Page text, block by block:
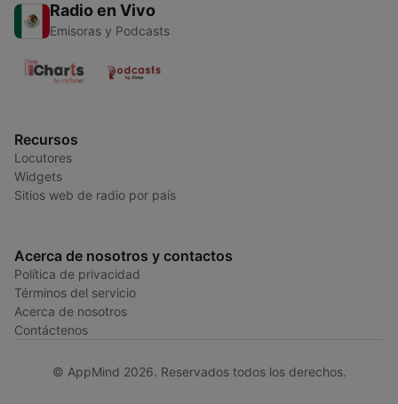
Radio en Vivo
Emisoras y Podcasts
Recursos
Locutores
Widgets
Sitios web de radio por país
Acerca de nosotros y contactos
Política de privacidad
Términos del servicio
Acerca de nosotros
Contáctenos
© AppMind 2026. Reservados todos los derechos.